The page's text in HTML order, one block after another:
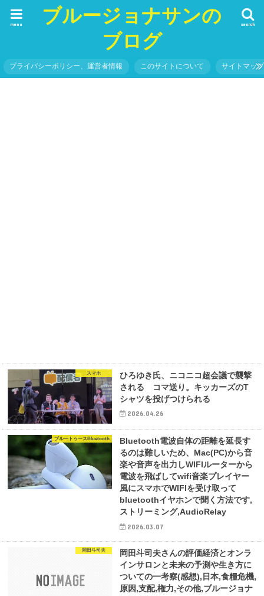
ブルージョナサンの
ブログ
search
menu
プライバシーポリシー、運営者情報 このサイトについて サイトマップ
スマホ
ひろゆき氏、ニコニコ超会議で襲撃
される コマ送り。キッカーズのT
シャツを投げつけられる
2026.04.26
ブルートゥースBluetooth
Bluetooth電波自体の距離を延長す
るのは難しいため、Mac(PC)から音
楽や音声を出力しWIFIルーターから
電波を飛ばしてwifi音楽プレイヤー
風にスマホでWIFIを受け取って
bluetoothイヤホンで聞く方法です,
ストリーミング,AudioRelay
2026.03.07
岡田斗司夫
岡田斗司夫さんの評価経済とオンラ
インサロンと未来の予測や生き方に
ついての一考察(感想),日本,食糧危機,
原因,支配,権力,その他,ブルージョナ